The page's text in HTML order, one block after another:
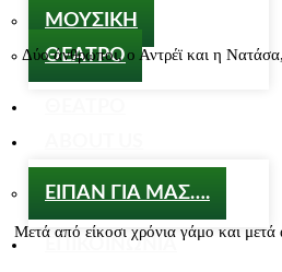
ΜΟΥΣΙΚΗ
ΘΕΑΤΡΟ
ΕΙΠΑΝ ΓΙΑ ΜΑΣ….
ΕΠΙΚΟΙΝΩΝΙΑ
Δύο άνθρωποι, ο Αντρέϊ και η Νατάσα,
Μετά από είκοσι χρόνια γάμο και